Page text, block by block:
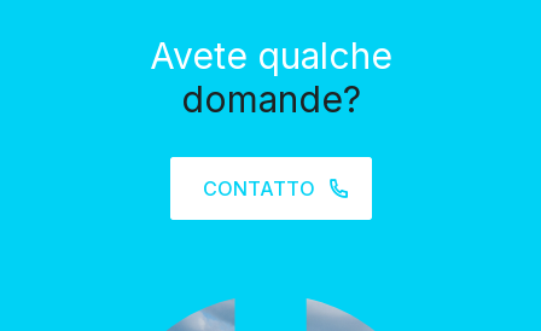
Avete qualche
domande?
CONTATTO